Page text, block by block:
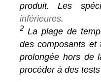
produit. Les
inférieures.
2 La plage de
des composants
prolongée hors de
procéder à des